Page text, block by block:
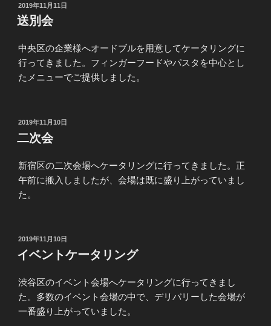
投
稿
日:
2019年11月11日
送別会
中央区の企業様へオードブルを用意してケータリングに
行ってきました。フィンガーフードやパスタを中心とし
たメニューでご提供しました。
投
稿
日:
2019年11月10日
二次会
新宿区の二次会場へケータリングに行ってきました。正
午前に搬入しましたが、会場は既に盛り上がっていまし
た。
投
日:
2019年11月10日
イベントケータリング
渋谷区のイベント会場へケータリングに行ってきまし
た。多数のイベント会場の中で、デリバリーした会場が
一番盛り上がっていました。